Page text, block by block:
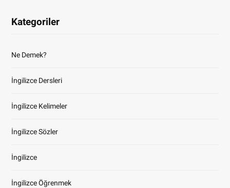
Kategoriler
Ne Demek?
İngilizce Dersleri
İngilizce Kelimeler
İngilizce Sözler
İngilizce
İngilizce Öğrenmek